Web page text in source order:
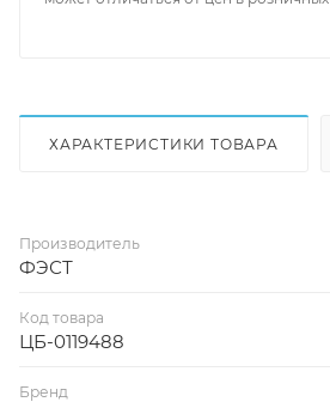
ХАРАКТЕРИСТИКИ ТОВАРА
Производитель
ФЭСТ
Код товара
ЦБ-0119488
Бренд